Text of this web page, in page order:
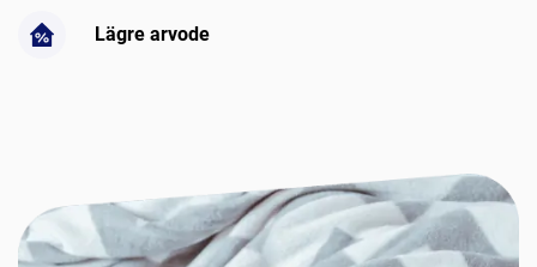
Lägre arvode